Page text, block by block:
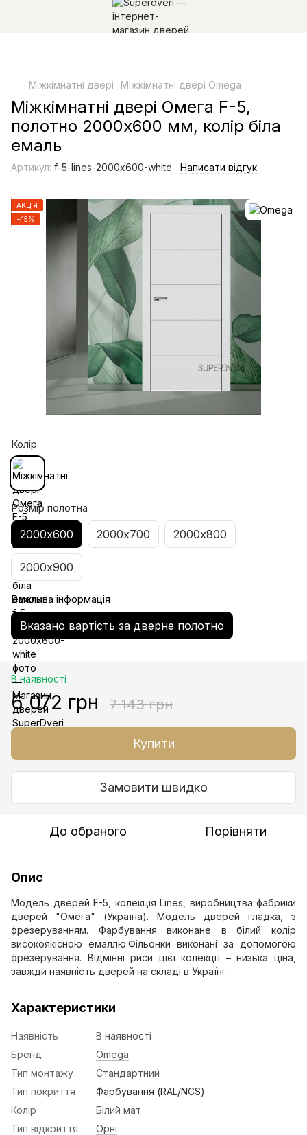
Міжкімнатні двері Міжкімнатні двері Omega
Міжкімнатні двері Омега F-5,
полотно 2000х600 мм, колір біла
емаль
Артикул: f-5-lines-2000х600-white Написати відгук
АКЦІЯ
−15%
Колір
Розмір полотна
2000х600 2000х700 2000х800
2000х900
Важлива інформація
Вказано вартість за дверне полотно
В наявності
6 072 грн 7 143 грн
Купити
Замовити швидко
До обраного Порівняти
Опис
Модель дверей F-5, колекція Lines, виробництва фабрики
дверей "Омега" (Україна). Модель дверей гладка, з
фрезеруванням. Фарбування виконане в білий колір
високоякісною емаллю.Фільонки виконані за допомогою
фрезерування. Відмінні риси цієї колекції – низька ціна,
завжди наявність дверей на складі в Україні.
Характеристики
Наявність
В наявності
Бренд
Omega
Тип монтажу
Стандартний
Тип покриття
Фарбування (RAL/NCS)
Колір
Білий мат
Тип відкриття
Орні